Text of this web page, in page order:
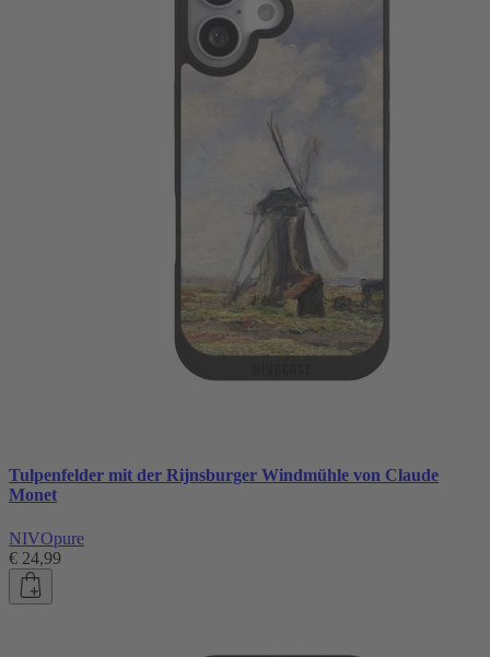
Tulpenfelder mit der Rijnsburger Windmühle von Claude
Monet
NIVOpure
€ 24,99